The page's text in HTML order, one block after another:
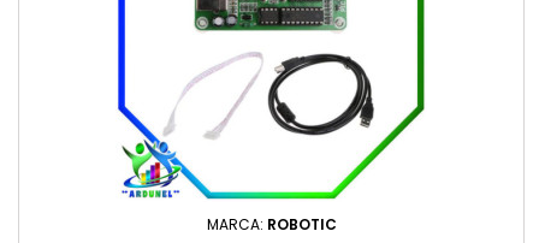
MARCA: ROBOTIC